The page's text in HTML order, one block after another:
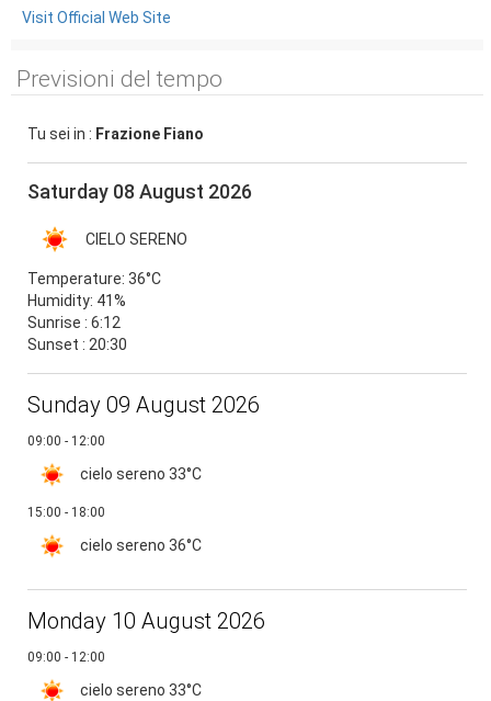
Visit Official Web Site
Previsioni del tempo
Tu sei in : Frazione Fiano
Saturday 08 August 2026
CIELO SERENO
Temperature: 36°C
Humidity: 41%
Sunrise : 6:12
Sunset : 20:30
Sunday 09 August 2026
09:00 - 12:00
cielo sereno 33°C
15:00 - 18:00
cielo sereno 36°C
Monday 10 August 2026
09:00 - 12:00
cielo sereno 33°C